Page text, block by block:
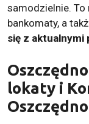
samodzielnie. To
bankomaty, a
się z aktualnymi
lokaty i